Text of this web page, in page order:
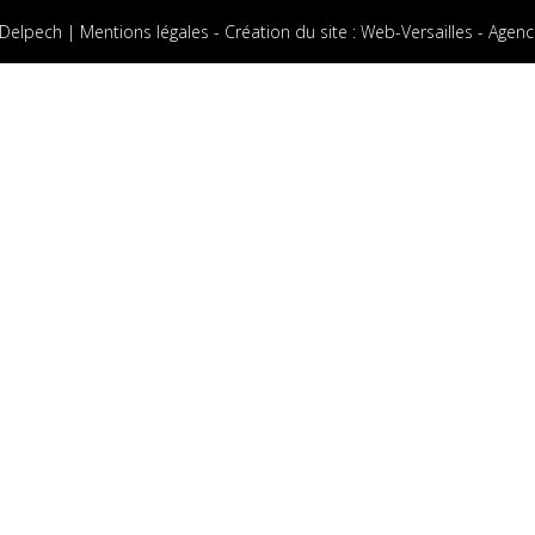
| Mentions légales - Création du site : Web-Versailles -